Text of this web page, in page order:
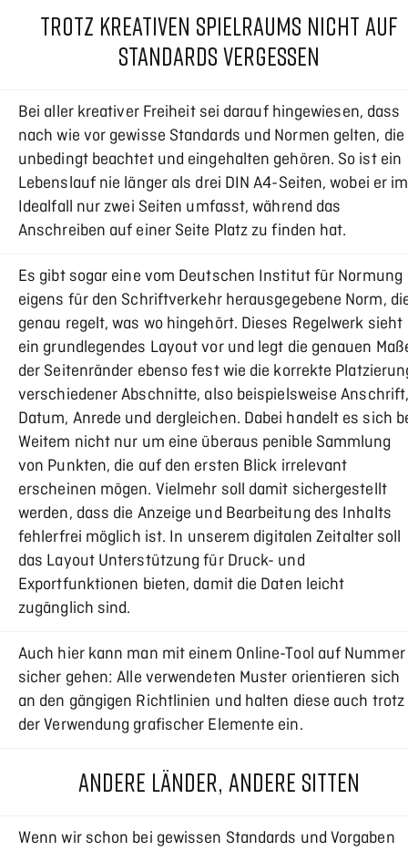
TROTZ KREATIVEN SPIELRAUMS NICHT AUF
STANDARDS VERGESSEN
Bei aller kreativer Freiheit sei darauf hingewiesen, dass
nach wie vor gewisse Standards und Normen gelten, die
unbedingt beachtet und eingehalten gehören. So ist ein
Lebenslauf nie länger als drei DIN A4-Seiten, wobei er im
Idealfall nur zwei Seiten umfasst, während das
Anschreiben auf einer Seite Platz zu finden hat.
Es gibt sogar eine vom Deutschen Institut für Normung
eigens für den Schriftverkehr herausgegebene Norm,
genau regelt, was wo hingehört. Dieses Regelwerk sieht
ein grundlegendes Layout vor und legt die genauen
der Seitenränder ebenso fest wie die korrekte
verschiedener Abschnitte, also beispielsweise
Datum, Anrede und dergleichen. Dabei handelt es sich
Weitem nicht nur um eine überaus penible Sammlung
von Punkten, die auf den ersten Blick irrelevant
erscheinen mögen. Vielmehr soll damit sichergestellt
werden, dass die Anzeige und Bearbeitung des Inhalts
fehlerfrei möglich ist. In unserem digitalen Zeitalter soll
das Layout Unterstützung für Druck- und
Exportfunktionen bieten, damit die Daten leicht
zugänglich sind.
Auch hier kann man mit einem Online-Tool auf Nummer
sicher gehen: Alle verwendeten Muster orientieren sich
an den gängigen Richtlinien und halten diese auch trotz
der Verwendung grafischer Elemente ein.
ANDERE LÄNDER, ANDERE SITTEN
Wenn wir schon bei gewissen Standards und Vorgaben